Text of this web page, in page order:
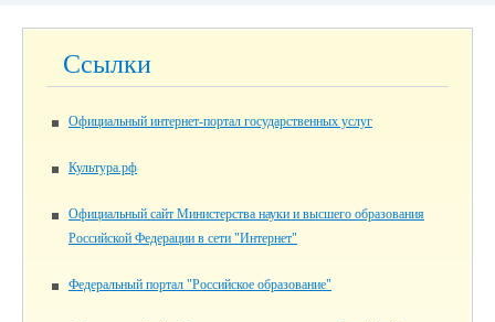
Ссылки
Официальный интернет-портал государственных услуг
Культура.рф
Официальный сайт Министерства науки и высшего образования
Российской Федерации в сети "Интернет"
Федеральный портал "Российское образование"